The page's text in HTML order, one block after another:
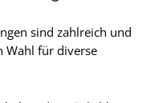
sind zahlreich und
Wahl für diverse